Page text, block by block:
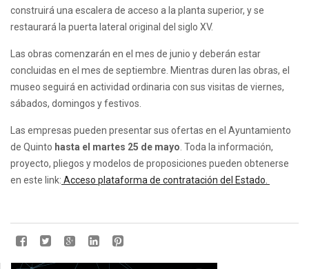
construirá una escalera de acceso a la planta superior, y se
restaurará la puerta lateral original del siglo XV.
Las obras comenzarán en el mes de junio y deberán estar
concluidas en el mes de septiembre. Mientras duren las obras, el
museo seguirá en actividad ordinaria con sus visitas de viernes,
sábados, domingos y festivos.
Las empresas pueden presentar sus ofertas en el Ayuntamiento
de Quinto hasta el martes 25 de mayo . Toda la información,
proyecto, pliegos y modelos de proposiciones pueden obtenerse
en este link: Acceso plataforma de contratación del Estado.